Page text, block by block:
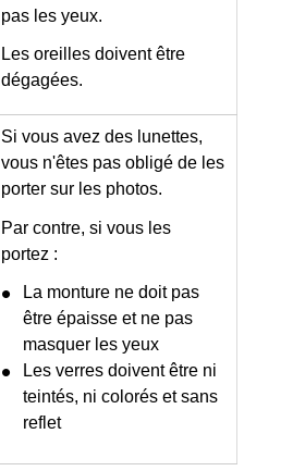
pas les yeux.
Les oreilles doivent être
dégagées.
Si vous avez des lunettes,
vous n'êtes pas obligé de les
porter sur les photos.
Par contre, si vous les
portez :
La monture ne doit pas
être épaisse et ne pas
masquer les yeux
Les verres doivent être ni
teintés, ni colorés et sans
reflet